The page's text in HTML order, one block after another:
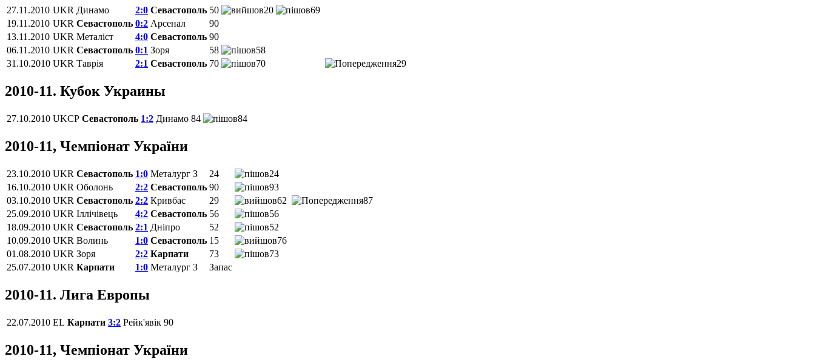
27.11.2010 UKR Динамо 2:0 Севастополь 50 20
69
19.11.2010 UKR Севастополь 0:2 Арсенал
90
13.11.2010 UKR Металіст 4:0 Севастополь 90
06.11.2010 UKR Севастополь 0:1 Зоря 58
58
31.10.2010 UKR Таврія 2:1 Севастополь 70 70 29
2010-11. Кубок Украины
27.10.2010 UKCP Севастополь 1:2 Динамо 84 84
2010-11, Чемпіонат України
23.10.2010 UKR Севастополь 1:0 Металург З 24
24
16.10.2010 UKR Оболонь 2:2 Севастополь 90
93
03.10.2010 UKR Севастополь 2:2 Кривбас 29 62
87
25.09.2010 UKR Іллічівець 4:2 Севастополь 56
56
18.09.2010 UKR Севастополь 2:1 Дніпро 52
52
10.09.2010 UKR Волинь 1:0 Севастополь 15
76
01.08.2010 UKR Зоря 2:2 Карпати 73
73
25.07.2010 UKR Карпати 1:0 Металург З Запас
2010-11. Лига Европы
22.07.2010 EL Карпати 3:2 Рейк'явік 90
2010-11, Чемпіонат України